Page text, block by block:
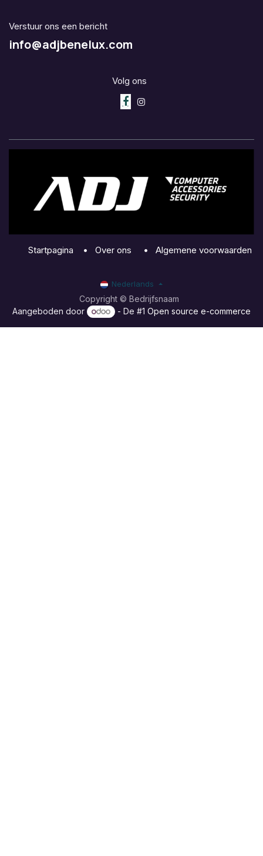
Verstuur ons een bericht
info@adjbenelux.com
Volg ons
Startpagina • Over ons • Algemene voorwaarden
Copyright © Bedrijfsnaam
Nederlands
Aangeboden door - De #1Open source e-commerce